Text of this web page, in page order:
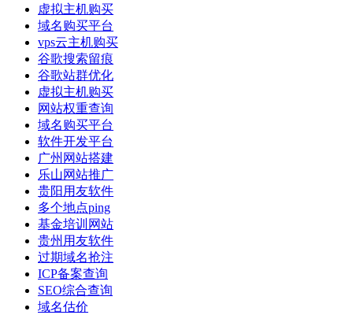
虚拟主机购买
域名购买平台
vps云主机购买
谷歌搜索留痕
谷歌站群优化
虚拟主机购买
网站权重查询
域名购买平台
软件开发平台
广州网站搭建
乐山网站推广
贵阳用友软件
多个地点ping
基金培训网站
贵州用友软件
过期域名抢注
ICP备案查询
SEO综合查询
域名估价